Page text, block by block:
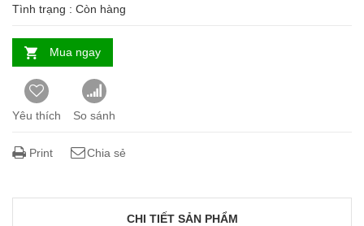
Tình trạng : Còn hàng
Mua ngay
Yêu thích So sánh
Print Chia sẻ
CHI TIẾT SẢN PHẨM